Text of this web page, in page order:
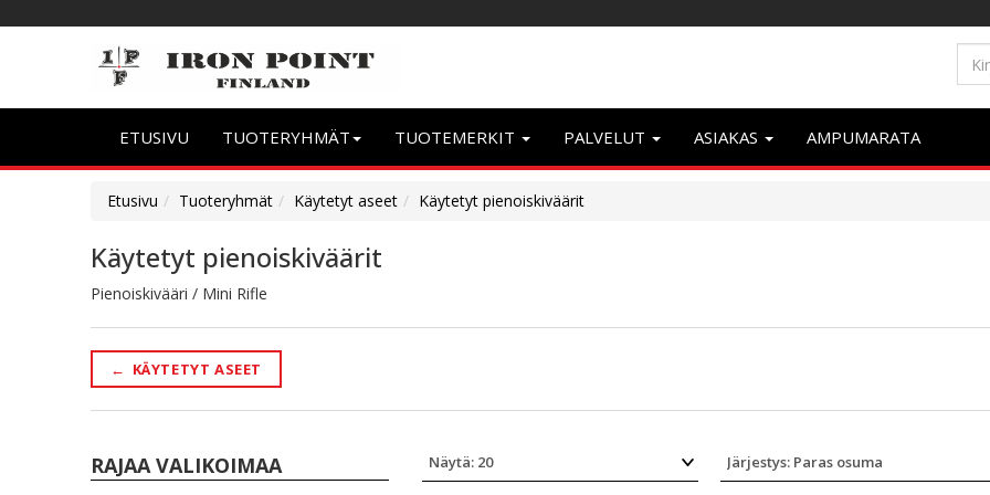
ETUSIVU TUOTERYHMÄT TUOTEMERKIT PALVELUT ASIAKAS AMPUMARATA
Etusivu Tuoteryhmät Käytetyt aseet Käytetyt pienoiskiväärit
Käytetyt pienoiskiväärit
Pienoiskivääri / Mini Rifle
← KÄYTETYT ASEET
RAJAA VALIKOIMAA